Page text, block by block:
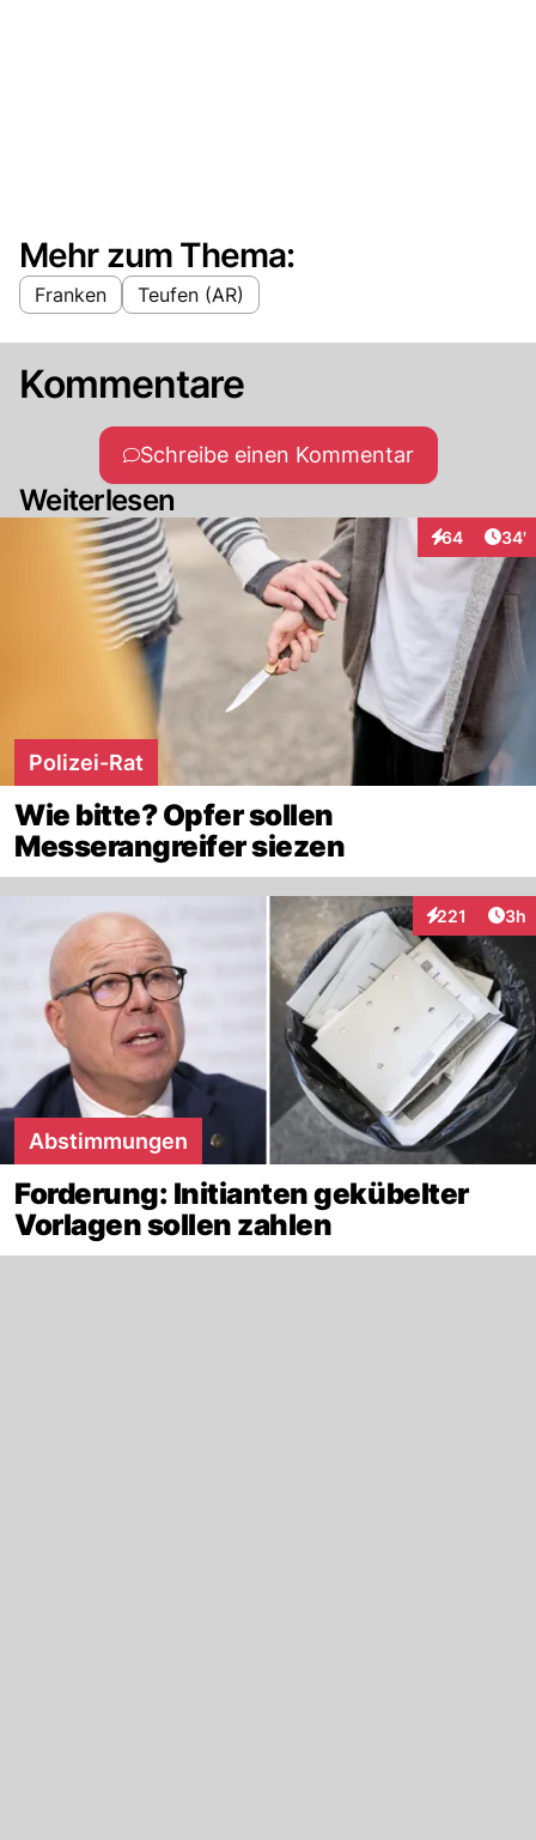
Mehr zum Thema:
Franken Teufen (AR)
Kommentare
Schreibe einen Kommentar
Weiterlesen
64
Interaktionen
34'
Polizei-Rat
Wie bitte? Opfer sollen
Messerangreifer siezen
221
Interaktionen
3h
Abstimmungen
Forderung: Initianten gekübelter
Vorlagen sollen zahlen